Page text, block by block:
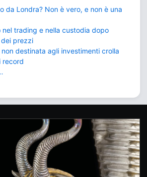
da Londra? Non è vero, e non è una
nel trading e nella custodia dopo
prezzi
destinata agli investimenti crolla
record